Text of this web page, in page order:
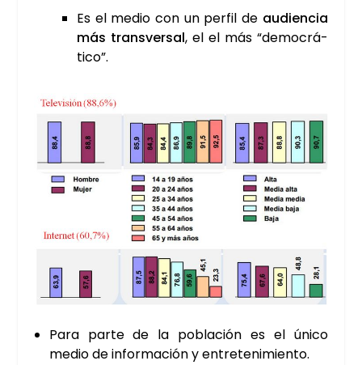
Es el medio con un per­fil de audien­cia
más trans­ver­sal, el el más “demo­crá­
ti­co”.
Para par­te de la pobla­ción es el úni­co
medio de infor­ma­ción y entre­te­ni­mien­to.